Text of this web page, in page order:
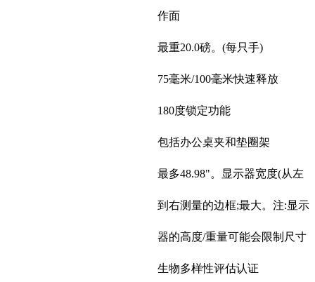
作面
最重20.0磅。(每只手)
75毫米/100毫米快速释放
180度锁定功能
包括办公桌夹和垫圈架
最多48.98"。显示器宽度(从左
到右测量的边框;最大。注:显示
器的高度/重量可能会限制尺寸
生物多样性评估认证